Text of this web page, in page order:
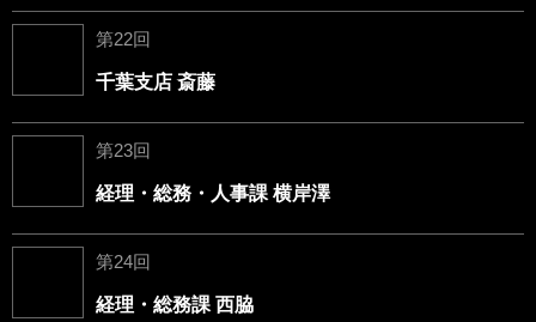
第22回
千葉支店 斎藤
第23回
経理・総務・人事課 横岸澤
第24回
経理・総務課 西脇